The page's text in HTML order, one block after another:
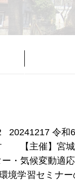
20241217 令和
【主催】宮城
・気候変動適
境学習セミナ